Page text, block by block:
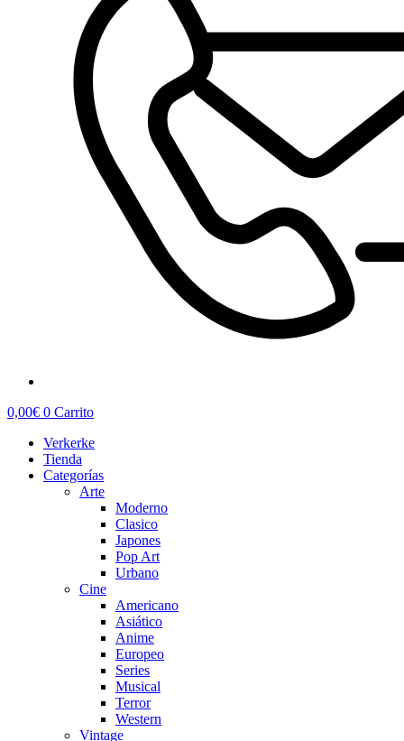
0,00€ 0 Carrito
Verkerke
Tienda
Categorías
Arte
Moderno
Clasico
Japones
Pop Art
Urbano
Cine
Americano
Asiático
Anime
Europeo
Series
Musical
Terror
Western
Vintage